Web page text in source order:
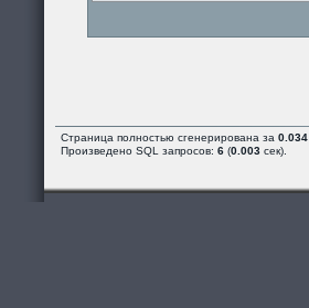
Страница полностью сгенерирована за 0.034
Произведено SQL запросов: 6 (0.003 сек).